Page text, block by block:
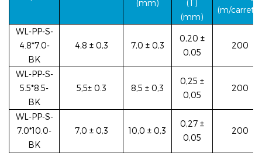
(mm)
(T)
(mm)
(m/carrete)
WL-PP-S-
4.8*7.0-
BK
4,8 ± 0,3 7,0 ± 0,3
0,20 ±
0,05
200
WL-PP-S-
5.5*8.5-
BK
5,5± 0.3 8,5 ± 0,3
0,25 ±
0,05
200
WL-PP-S-
7.0*10.0-
BK
7,0 ± 0,3 10,0 ± 0,3
0,27 ±
0,05
200